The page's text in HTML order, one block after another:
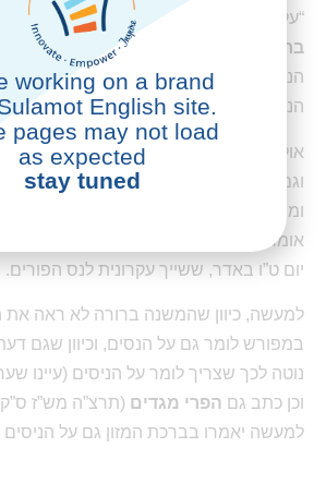
“על הניסים” (ראו פורים – הלכה ממקורה, עמ’
ברורה
(תרצ”ה ס”ק טו) כותב בשם החיי
הניסים, כדי שלא יהיה כתרתי דסתרי
הניסים לא חוזר ואילו מי שלא אמר רצה –
אולם
(שם) כותב במפורש
וגם רצה, ואין בכך סתירה כיוון שאומרים
ומתייחסים בכך לחלק הראשון של הסעודה,
אומרים רצה ומתייחסים לחלק השני של
יום ט”ו באדר, ששייך עקרונית לנס הפורים.
למעשה, כיוון שהמשנה ברורה לא ראה את
במפורש לומר גם על הנסים, וכיוון שגם
נוטה לכך שצריך לומר על הניסים (עיינו
וכן כתב גם הפרי מגדים (תרצ”ה מש”ז
למעשה יאמרו בברכת המזון גם על הניסים
working on a brand
English site.
pages may not load
as expected
stay tuned